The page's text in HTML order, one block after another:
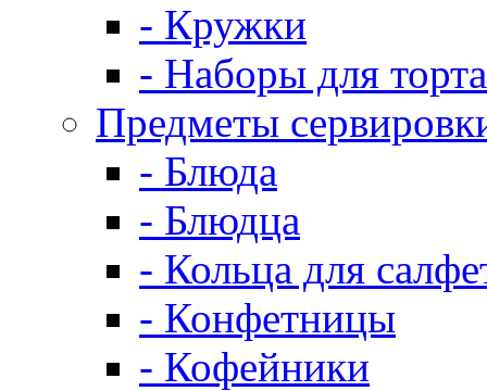
- Кружки
- Наборы для торта
Предметы
- Блюда
- Блюдца
- Кольца для
- Конфетницы
- Кофейники